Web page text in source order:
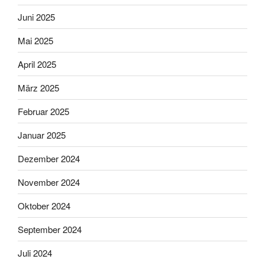
Juni 2025
Mai 2025
April 2025
März 2025
Februar 2025
Januar 2025
Dezember 2024
November 2024
Oktober 2024
September 2024
Juli 2024